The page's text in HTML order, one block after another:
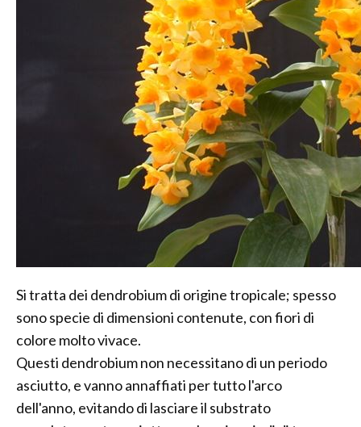
Si tratta dei dendrobium di origine tropicale; spesso
sono specie di dimensioni contenute, con fiori di
colore molto vivace.
Questi dendrobium non necessitano di un periodo
asciutto, e vanno annaffiati per tutto l'arco
dell'anno, evitando di lasciare il substrato